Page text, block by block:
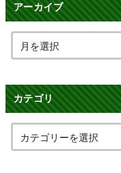
アーカイブ
カテゴリ